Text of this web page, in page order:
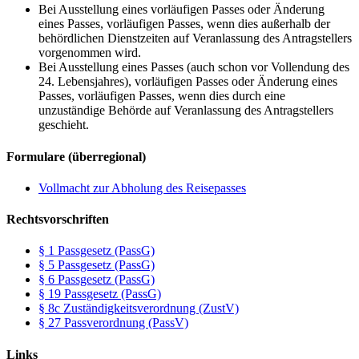
Bei Ausstellung eines vorläufigen Passes oder Änderung
eines Passes, vorläufigen Passes, wenn dies außerhalb der
behördlichen Dienstzeiten auf Veranlassung des Antragstellers
vorgenommen wird.
Bei Ausstellung eines Passes (auch schon vor Vollendung des
24. Lebensjahres), vorläufigen Passes oder Änderung eines
Passes, vorläufigen Passes, wenn dies durch eine
unzuständige Behörde auf Veranlassung des Antragstellers
geschieht.
Formulare (überregional)
Vollmacht zur Abholung des Reisepasses
Rechtsvorschriften
§ 1 Passgesetz (PassG)
§ 5 Passgesetz (PassG)
§ 6 Passgesetz (PassG)
§ 19 Passgesetz (PassG)
§ 8c Zuständigkeitsverordnung (ZustV)
§ 27 Passverordnung (PassV)
Links